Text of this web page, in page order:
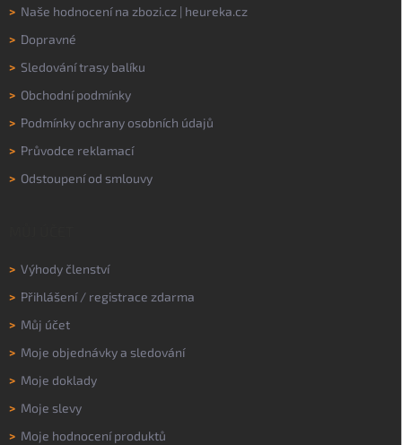
> Naše hodnocení na zbozi.cz | heureka.cz
> Dopravné
> Sledování trasy balíku
> Obchodní podmínky
> Podmínky ochrany osobních údajů
> Průvodce reklamací
> Odstoupení od smlouvy
> Výhody členství
> Přihlášení/ registrace zdarma
> Můj účet
> Moje objednávky a sledování
> Moje doklady
> Moje slevy
> Moje hodnocení produktů